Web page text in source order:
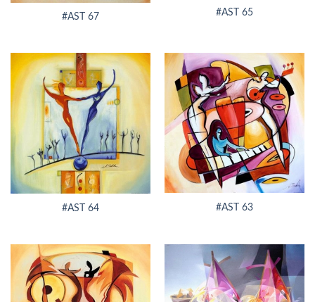
#AST 67 #AST 65
#AST 64 #AST 63